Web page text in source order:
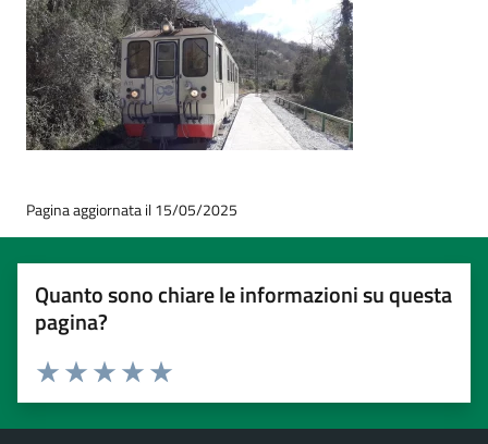
Pagina aggiornata il 15/05/2025
Quanto sono chiare le informazioni su questa
pagina?
Valuta 5 stelle su 5
Valuta 4 stelle su 5
Valuta 3 stelle su 5
Valuta 2 stelle su 5
Valuta 1 stelle su 5